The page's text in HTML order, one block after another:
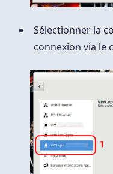
Sélectionner la
connexion via le